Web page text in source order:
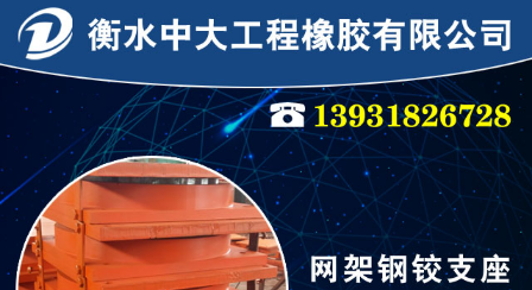
连廊支座 连廊支座
隔震支座 抗震支座